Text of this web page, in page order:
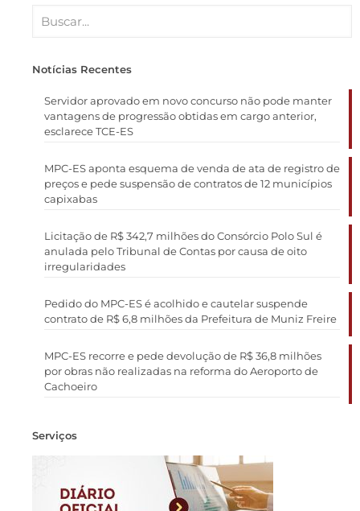
Notícias Recentes
Servidor aprovado em novo concurso não pode manter
vantagens de progressão obtidas em cargo anterior,
esclarece TCE-ES
MPC-ES aponta esquema de venda de ata de registro de
preços e pede suspensão de contratos de 12 municípios
capixabas
Licitação de R$ 342,7 milhões do Consórcio Polo Sul é
anulada pelo Tribunal de Contas por causa de oito
irregularidades
Pedido do MPC-ES é acolhido e cautelar suspende
contrato de R$ 6,8 milhões da Prefeitura de Muniz Freire
MPC-ES recorre e pede devolução de R$ 36,8 milhões
por obras não realizadas na reforma do Aeroporto de
Cachoeiro
Serviços